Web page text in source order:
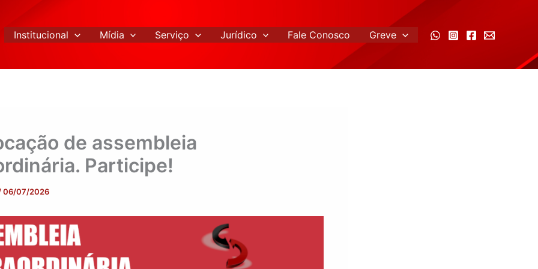
Institucional Mídia Serviço Jurídico Fale Conosco Greve
de assembleia
Participe!
06/07/2026